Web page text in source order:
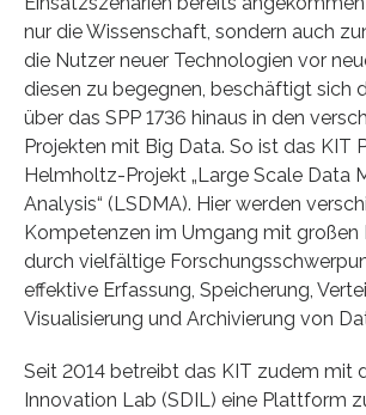
nur die Wissenschaft, sondern auch
die Nutzer neuer Technologien vor
diesen zu begegnen, beschäftigt sich
über das SPP 1736 hinaus in den
Projekten mit Big Data. So ist das KIT
Helmholtz-Projekt „Large Scale Data
Analysis“ (LSDMA). Hier werden
Kompetenzen im Umgang mit großen
durch vielfältige
effektive Erfassung, Speicherung,
Visualisierung und Archivierung von
Seit 2014 betreibt das KIT zudem mit
Innovation Lab (SDIL) eine Plattform